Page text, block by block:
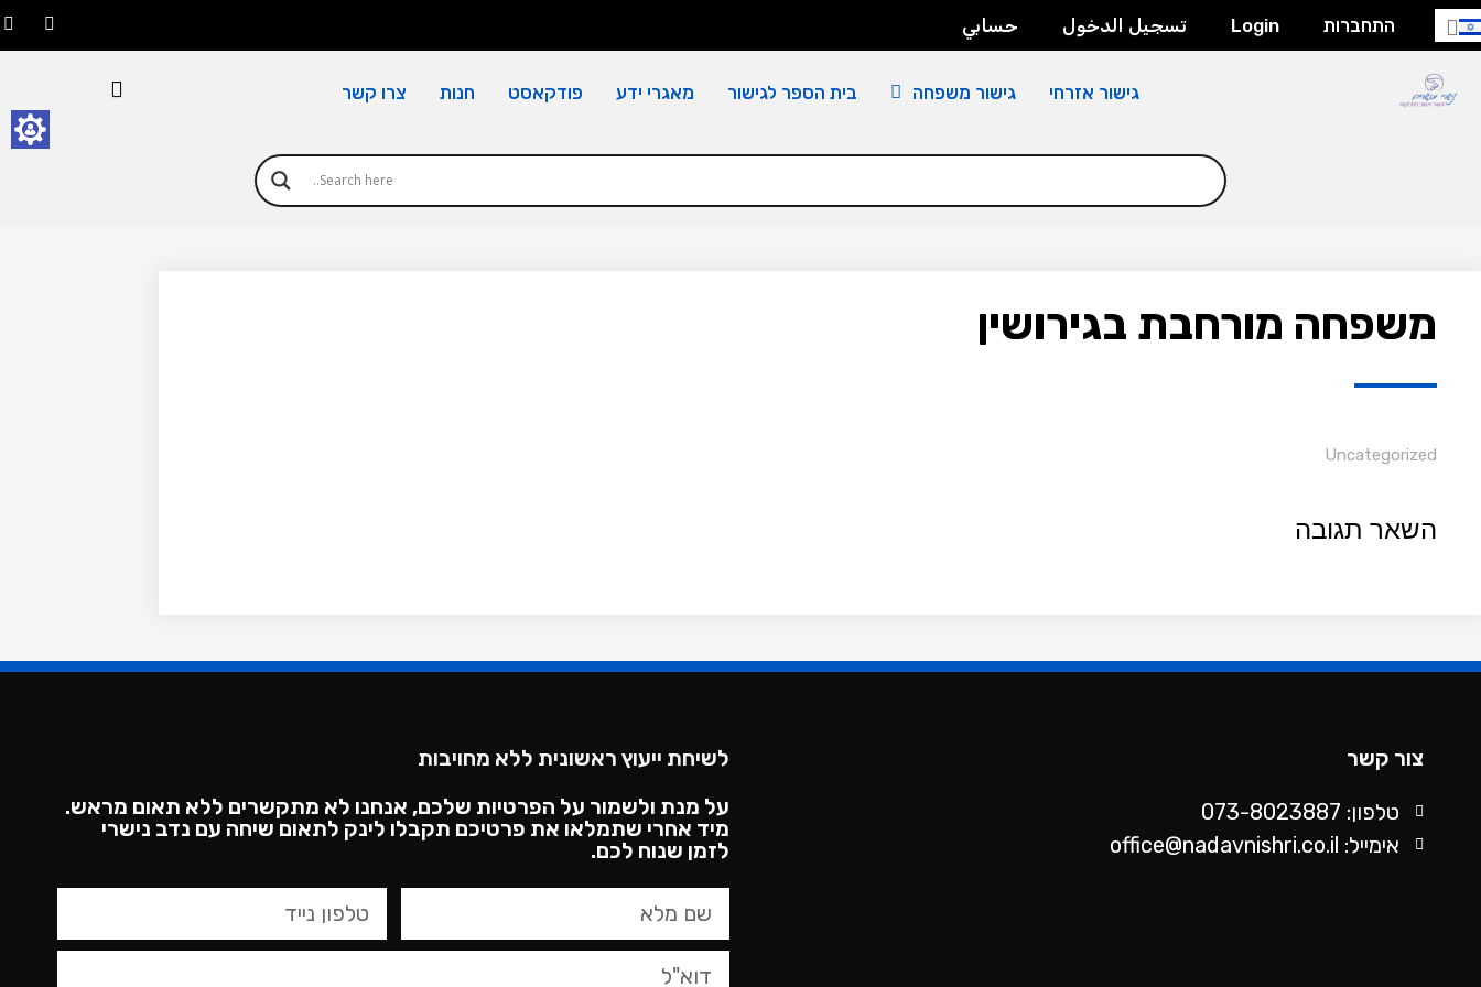
התחברות Login تسجيل الدخول حسابي
גישור אזרחי גישור משפחה בית הספר לגישור מאגרי ידע פודקאסט חנות צרו קשר
משפחה מורחבת בגירושין
Uncategorized
השאר תגובה
צור קשר
טלפון: 073-8023887
אימייל: office@nadavnishri.co.il
לשיחת ייעוץ ראשונית ללא מחויבות
על מנת ולשמור על הפרטיות שלכם, אנחנו לא מתקשרים ללא תאום מראש.
מיד אחרי שתמלאו את פרטיכם תקבלו לינק לתאום שיחה עם נדב נישרי
לזמן שנוח לכם.​